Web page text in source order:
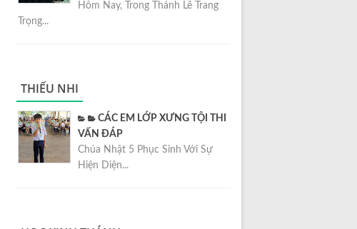
Hôm Nay, Trong Thánh Lễ Trang
Trọng...
THIẾU NHI
CÁC EM LỚP XƯNG TỘI THI
VẤN ĐÁP
Chúa Nhật 5 Phục Sinh Với Sự
Hiện Diện...